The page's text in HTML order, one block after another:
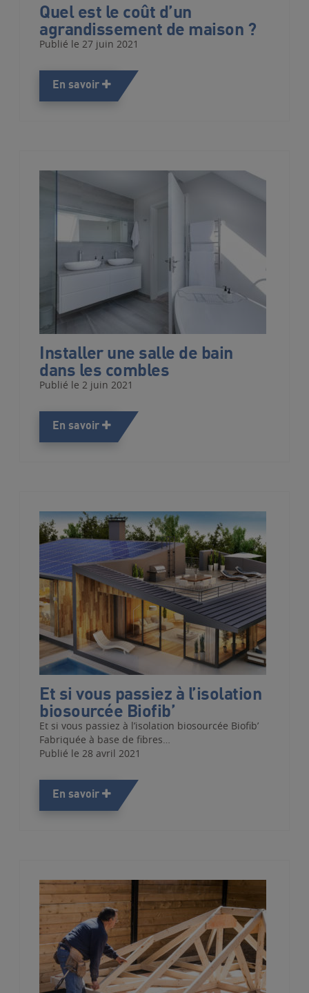
Quel est le coût d’un
agrandissement de maison ?
Publié le 27 juin 2021
En savoir
Installer une salle de bain
dans les combles
Publié le 2 juin 2021
En savoir
Et si vous passiez à l’isolation
biosourcée Biofib’
Et si vous passiez à l’isolation biosourcée Biofib’
Fabriquée à base de fibres…
Publié le 28 avril 2021
En savoir